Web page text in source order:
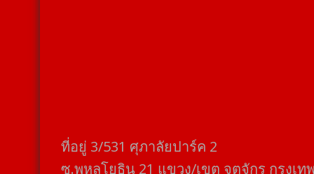
ที่อยู่​ 3/531​ ศุภาลัยปาร์ค​ 2
ซ.พหลโยธิน​ 21​ แขวง/เขต​ จตุจักร​ กรุงเท